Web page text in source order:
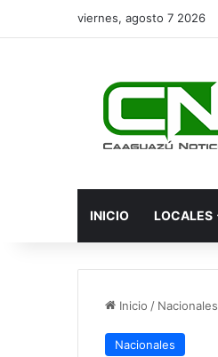
viernes, agosto 7 2026
INICIO LOCALES
Inicio / Nacionales
Nacionales